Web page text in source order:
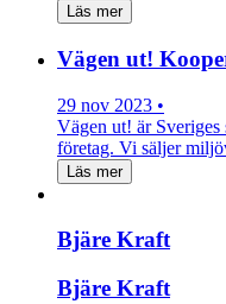
Läs mer
Vägen ut!
29 nov 2023 •
Vägen ut! är Sveriges
företag. Vi säljer
Läs mer
Bjäre Kraft
Bjäre Kraft